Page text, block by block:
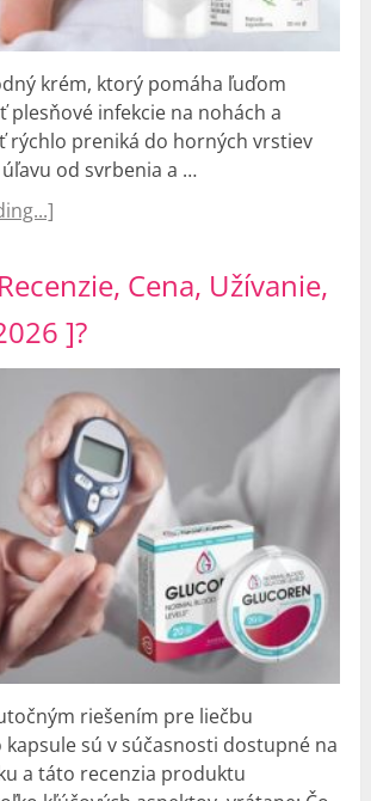
krém, ktorý pomáha ľuďom
plesňové infekcie na nohách a
rýchlo preniká do horných vrstiev
od svrbenia a …
Cena, Užívanie,
]?
riešením pre liečbu
kapsule sú v súčasnosti dostupné na
a táto recenzia produktu